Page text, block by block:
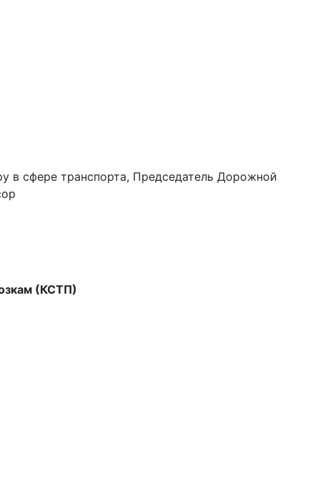
в сфере транспорта, Председатель Дорожной
(КСТП)